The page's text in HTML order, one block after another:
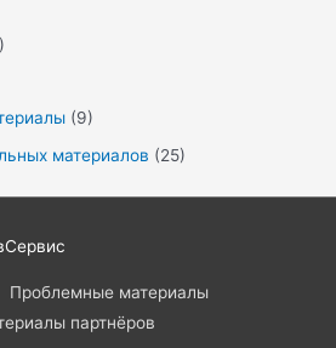
(9)
материалов (25)
Проблемные материалы
партнёров